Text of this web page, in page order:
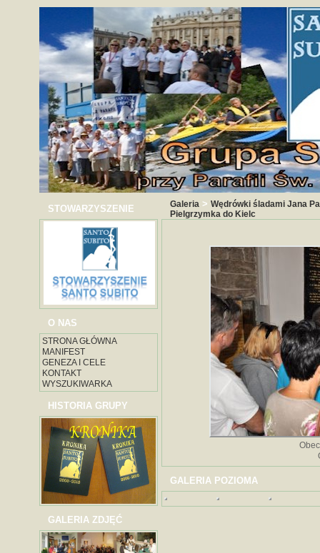
STOWARZYSZENIE
O NAS
STRONA GŁÓWNA
MANIFEST
GENEZA I CELE
KONTAKT
WYSZUKIWARKA
HISTORIA GRUPY
GALERIA ZDJĘĆ
Galeria > Wędrówki śladami Jana
Pielgrzymka do Kielc
GALERIA POZIOMA